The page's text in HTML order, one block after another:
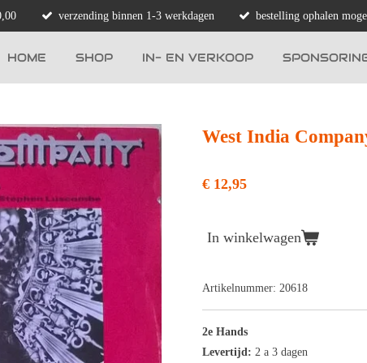
verzending binnen 1-3 werkdagen bestelling ophalen
HOME SHOP IN- EN VERKOOP
West India
€ 12,95
In winkelwagen
Artikelnummer: 20618
2e Hands
Levertijd: 2 a 3 dagen